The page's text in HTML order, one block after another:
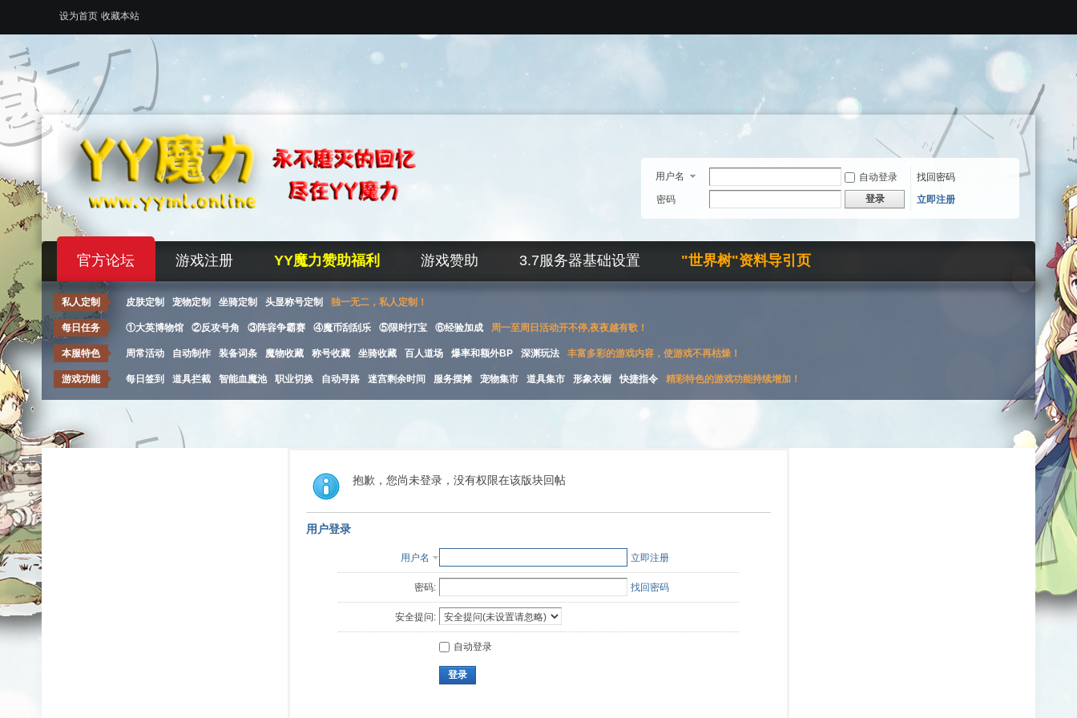
设为首页 收藏本站
用户名 自动登录
找回密码
密码
登录 立即注册
官方论坛 游戏注册 YY魔力赞助福利 游戏赞助 3.7服务器基础设置 "世界树"资料导引页
私人定制 皮肤定制 宠物定制 坐骑定制 头显称号定制 独一无二，私人定制！
每日任务 ①大英博物馆 ②反攻号角 ③阵容争霸赛 ④魔币刮刮乐 ⑤限时打宝 ⑥经验加成 周一至周日活动开不停,夜夜越有歌！
本服特色 周常活动 自动制作 装备词条 魔物收藏 称号收藏 坐骑收藏 百人道场 爆率和额外BP 深渊玩法 丰富多彩的游戏内容，使游戏不再枯燥！
游戏功能 每日签到 道具拦截 智能血魔池 职业切换 自动寻路 迷宫剩余时间 服务摆摊 宠物集市 道具集市 形象衣橱 快捷指令 精彩特色的游戏功能持续增加！
抱歉，您尚未登录，没有权限在该版块回帖
用户登录
用户名 立即注册
密码: 找回密码
安全提问:
自动登录
登录